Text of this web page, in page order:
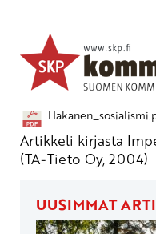
Yrjö Hakanen:
Verkkokirjasto
19.12.2010 - 2:48
Artikkeli kirjasta
(TA-Tieto Oy, 2004)
UUSIMMAT